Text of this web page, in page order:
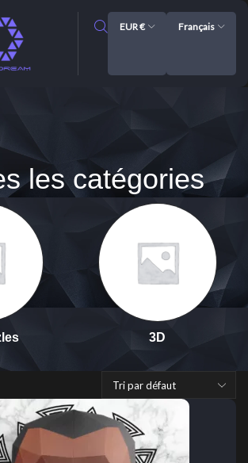
EUR € Français
les catégories
3D